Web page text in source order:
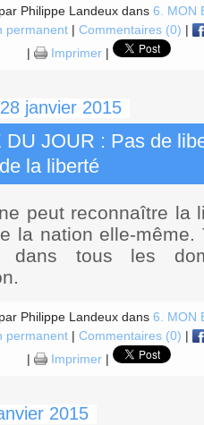
Philippe Landeux dans 6. MON
permanent| Commentaires (0) |
|
Imprimer|
janvier 2015
DU JOUR : Pas de
la liberté
peut reconnaître la
la nation elle-
dans tous les
Philippe Landeux dans 6. MON
permanent| Commentaires (0) |
|
Imprimer|
2015